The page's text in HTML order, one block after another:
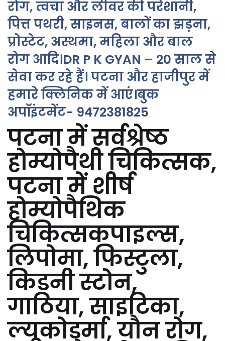
रोग, त्वचा और लीवर की परेशानी,
पित्त पथरी, साइनस, बालों का झड़ना,
प्रोस्टेट, अस्थमा, महिला और बाल
रोग आदि।DR P K GYAN – 20 साल से
सेवा कर रहे हैं। पटना और हाजीपुर में
हमारे क्लिनिक में आएं।बुक
अपॉइंटमेंट- 9472381825
पटना में सर्वश्रेष्ठ
होम्योपैथी चिकित्सक,
पटना में शीर्ष
होम्योपैथिक
चिकित्सकपाइल्स,
लिपोमा, फिस्टुला,
किडनी स्टोन,
गाठिया, साइटिका,
ल्यूकोडर्मा, यौन रोग,